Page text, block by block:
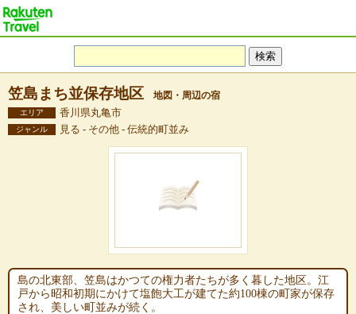
笠島まち並保存地区 地図・周辺の宿
エリア 香川県丸亀市
ジャンル 見る - その他 - 伝統的町並み
島の北東部、笠島はかつての権力者たちが多く暮した地区。江
戸から昭和初期にかけて塩飽大工が建てた約100棟の町家が保存
され、美しい町並みが続く。